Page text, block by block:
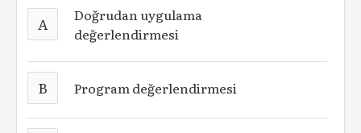
A
Doğrudan uygulama
değerlendirmesi
B Program değerlendirmesi